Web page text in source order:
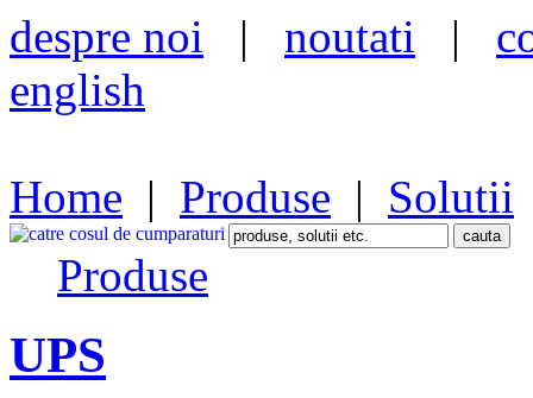
despre noi | noutati |
english
Home | Produse | Solutii
Produse
UPS